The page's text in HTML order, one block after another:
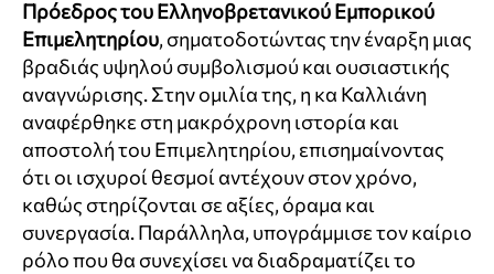
Πρόεδρος του Ελληνοβρετανικού Εμπορικού
Επιμελητηρίου, σηματοδοτώντας την έναρξη μιας
βραδιάς υψηλού συμβολισμού και ουσιαστικής
αναγνώρισης. Στην ομιλία της, η κα Καλλιάνη
αναφέρθηκε στη μακρόχρονη ιστορία και
αποστολή του Επιμελητηρίου, επισημαίνοντας
ότι οι ισχυροί θεσμοί αντέχουν στον χρόνο,
καθώς στηρίζονται σε αξίες, όραμα και
συνεργασία. Παράλληλα, υπογράμμισε τον καίριο
ρόλο που θα συνεχίσει να διαδραματίζει το